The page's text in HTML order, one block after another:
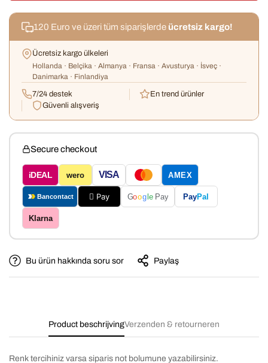
120 Euro ve üzeri tüm siparişlerde ücretsiz kargo!
Ücretsiz kargo ülkeleri
Hollanda · Belçika · Almanya · Fransa · Avusturya · İsveç ·
Danimarka · Finlandiya
7/24 destek
En trend ürünler
Güvenli alışveriş
Secure checkout
iDEAL wero VISA AMEX
Bancontact  Pay Goog le Pay PayPal
Klarna
Bu ürün hakkında soru sor Paylaş
Product beschrijvingVerzenden & retourneren
Renk tercihiniz varsa siparis not bolumune yazabilirsiniz.